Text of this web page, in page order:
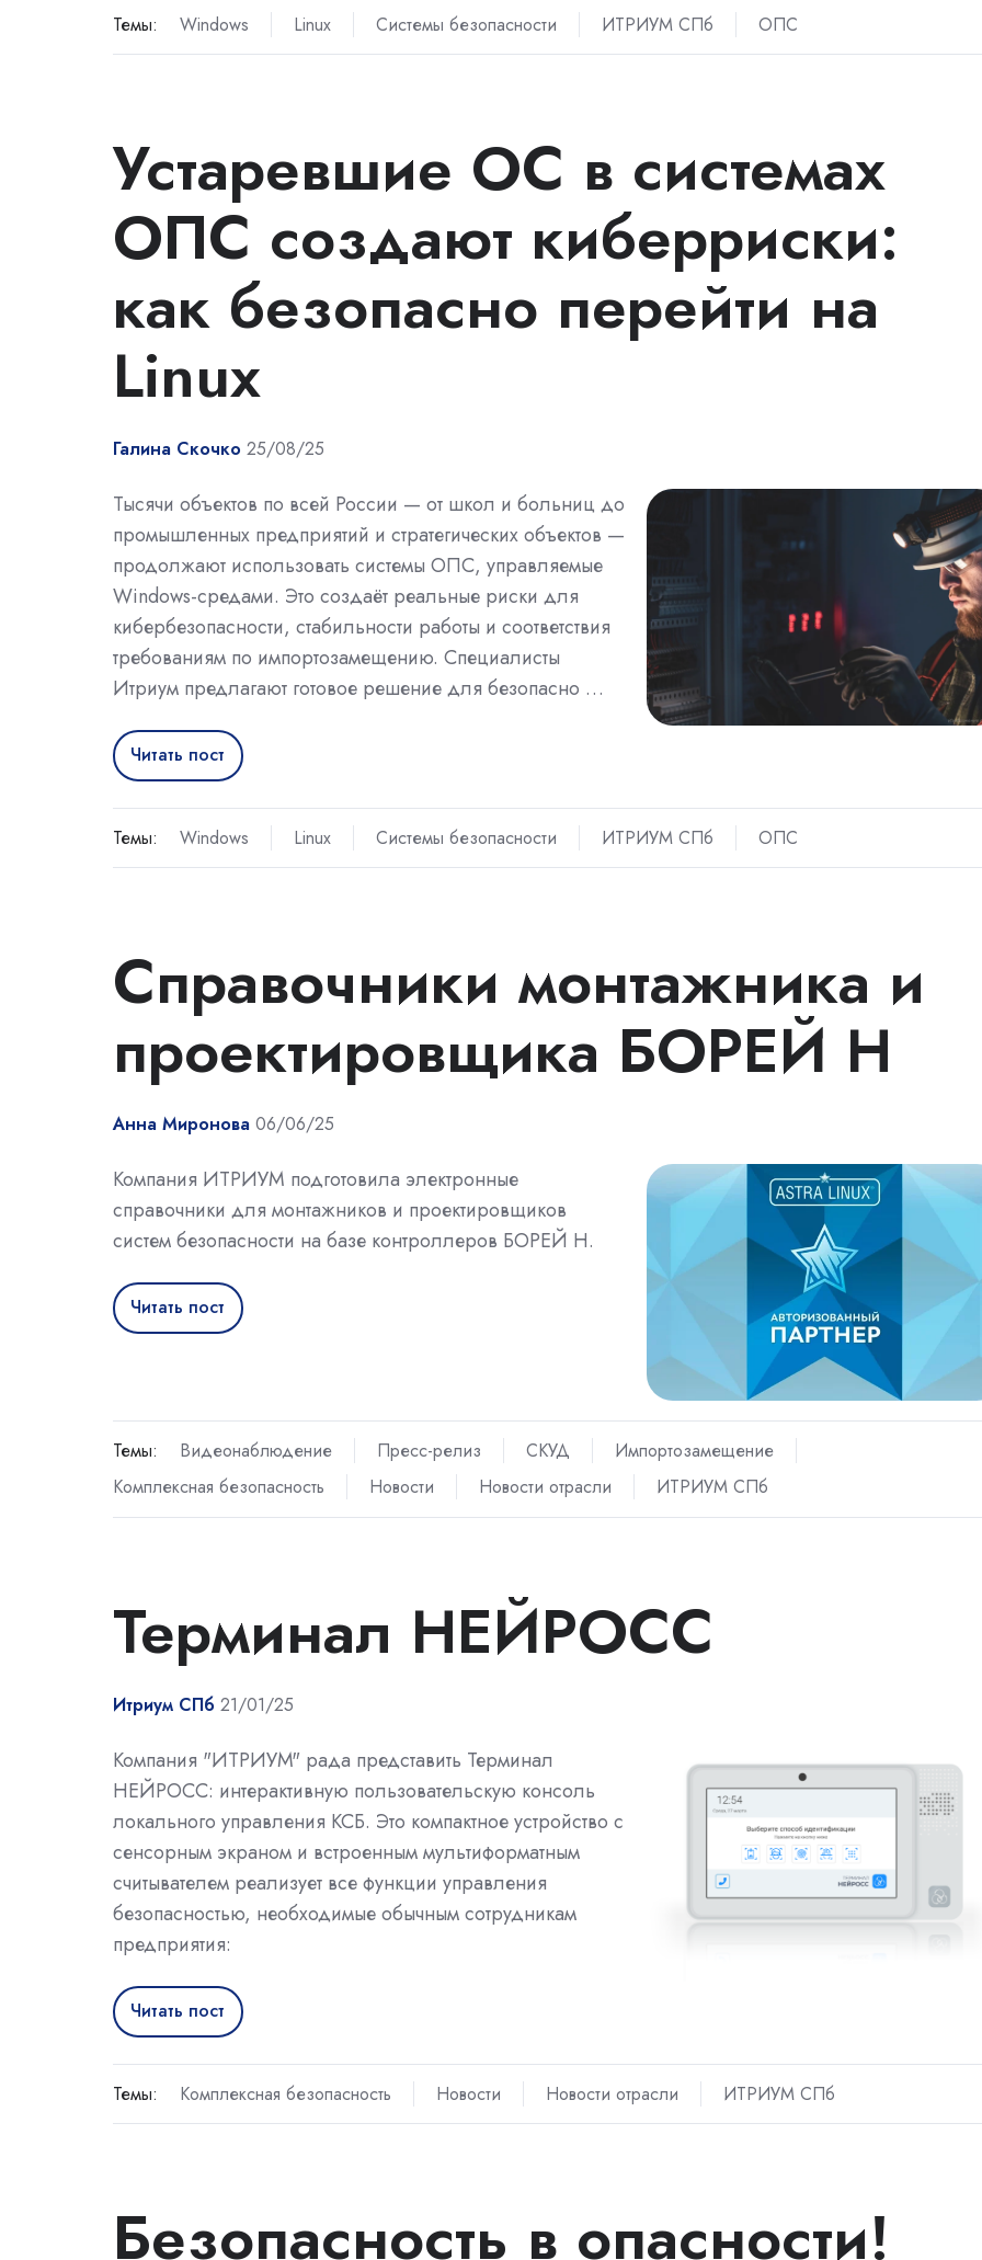
Темы: Windows Linux Системы безопасности ИТРИУМ СПб ОПС
Устаревшие ОС в системах
ОПС создают киберриски:
как безопасно перейти на
Linux
Галина Скочко 25/08/25
Тысячи объектов по всей России — от школ и больниц до
промышленных предприятий и стратегических объектов —
продолжают использовать системы ОПС, управляемые
Windows-средами. Это создаёт реальные риски для
кибербезопасности, стабильности работы и соответствия
требованиям по импортозамещению. Специалисты
Итриум предлагают готовое решение для безопасно …
Читать пост
Темы: Windows Linux Системы безопасности ИТРИУМ СПб ОПС
Справочники монтажника и
проектировщика БОРЕЙ Н
Анна Миронова 06/06/25
Компания ИТРИУМ подготовила электронные
справочники для монтажников и проектировщиков
систем безопасности на базе контроллеров БОРЕЙ Н.
Читать пост
Темы: Видеонаблюдение Пресс-релиз СКУД
Импортозамещение
Комплексная безопасность
Новости Новости отрасли ИТРИУМ СПб
Терминал НЕЙРОСС
Итриум СПб 21/01/25
Компания "ИТРИУМ" рада представить Терминал
НЕЙРОСС: интерактивную пользовательскую консоль
локального управления КСБ. Это компактное устройство с
сенсорным экраном и встроенным мультиформатным
считывателем реализует все функции управления
безопасностью, необходимые обычным сотрудникам
предприятия:
Читать пост
Темы: Комплексная безопасность Новости Новости отрасли ИТРИУМ СПб
Безопасность в опасности!